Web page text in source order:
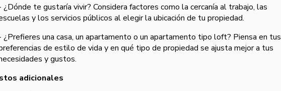
¿Dónde te gustaría vivir? Considera factores como la cercanía al trabajo, las
y los servicios públicos al elegir la ubicación de tu propiedad.
¿Prefieres una casa, un apartamento o un apartamento tipo loft? Piensa en tus
de estilo de vida y en qué tipo de propiedad se ajusta mejor a tus
y gustos.
adicionales